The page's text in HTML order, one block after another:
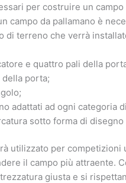
per costruire un campo
campo da pallamano è
di terreno che verrà
e quattro pali della
porta;
adattati ad ogni categoria
sotto forma di
utilizzato per
il campo più attraente.
giusta e si